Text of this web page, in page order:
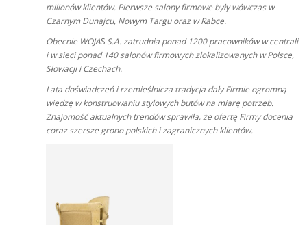
milionów klientów. Pierwsze salony firmowe były wówczas w
Czarnym Dunajcu, Nowym Targu oraz w Rabce.
Obecnie WOJASS.A. zatrudnia ponad 1200 pracowników w centrali
i w sieci ponad 140 salonów firmowych zlokalizowanych w Polsce,
Słowacji i Czechach.
Lata doświadczeń i rzemieślnicza tradycja dały Firmie ogromną
wiedzę w konstruowaniu stylowych butów na miarę potrzeb.
Znajomość aktualnych trendów sprawiła, że ofertę Firmy docenia
coraz szersze grono polskich i zagranicznych klientów.